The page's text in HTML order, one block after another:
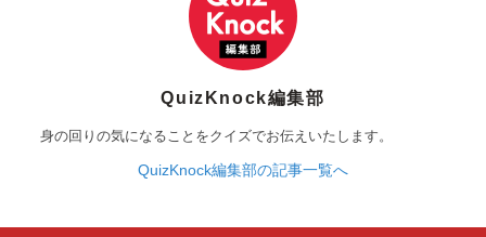
QuizKnock編集部
身の回りの気になることをクイズでお伝えいたします。
QuizKnock編集部の記事一覧へ